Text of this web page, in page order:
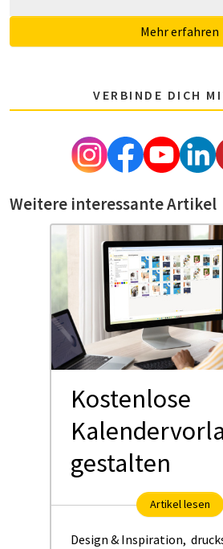
Mehr erfahren
VERBINDE DICH
Weitere interessante Artikel
Kostenlose
gestalten
Artikel lesen
Design & Inspiration,